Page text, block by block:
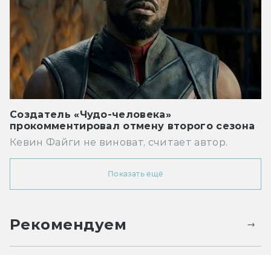
Создатель «Чудо-человека»
прокомментировал отмену второго сезона
Кевин Файги не виноват, считает автор.
Показать ещё
Рекомендуем